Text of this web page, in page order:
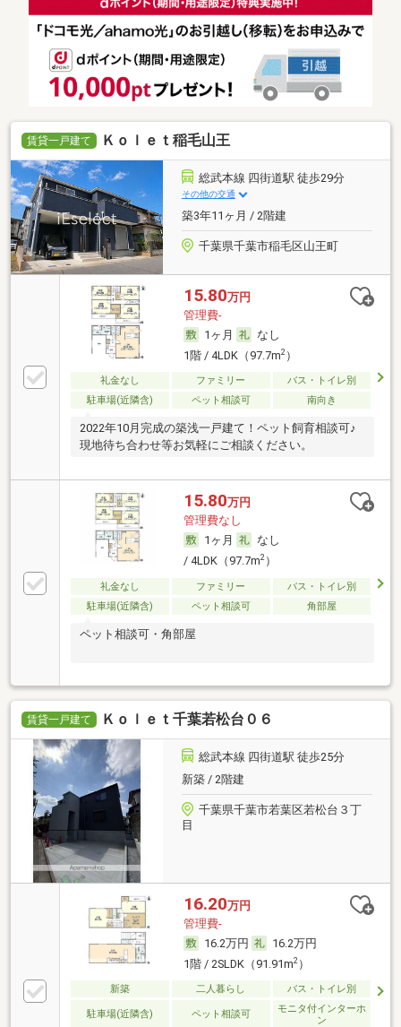
賃貸一戸建て Ｋｏｌｅｔ稲毛山王
総武本線 四街道駅 徒歩29分
その他の交通
築3年11ヶ月 / 2階建
千葉県千葉市稲毛区山王町
15.80万円
管理費-
1ヶ月
なし
1階 / 4LDK（97.7m2）
礼金なし ファミリー
バス・トイレ別
駐車場(近隣含)
ペット相談可 南向き
2022年10月完成の築浅一戸建て！ペット飼育相談可♪
現地待ち合わせ等お気軽にご相談ください。
15.80万円
管理費なし
1ヶ月
なし
/ 4LDK（97.7m2）
礼金なし ファミリー
バス・トイレ別
駐車場(近隣含)
ペット相談可 角部屋
ペット相談可・角部屋
賃貸一戸建て Ｋｏｌｅｔ千葉若松台０６
総武本線 四街道駅 徒歩25分
新築 / 2階建
千葉県千葉市若葉区若松台３丁
目
16.20万円
管理費-
16.2万円
16.2万円
1階 / 2SLDK（91.91m2）
新築 二人暮らし バス・トイレ別
駐車場(近隣含) ペット相談可
モニタ付インターホ
ン